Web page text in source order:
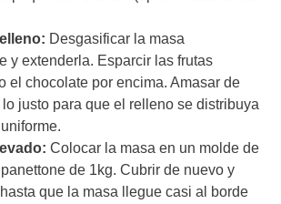
Desgasificar la masa
y extenderla. Esparcir las frutas
el chocolate por encima. Amasar de
justo para que el relleno se distribuya
Colocar la masa en un molde de
de 1kg. Cubrir de nuevo y
que la masa llegue casi al borde